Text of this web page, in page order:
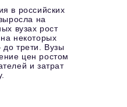
в российских
на
вузах рост
некоторых
трети. Вузы
цен ростом
и затрат